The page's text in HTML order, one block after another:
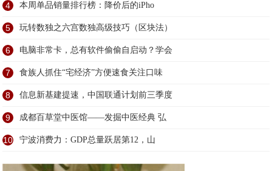
4 本周单品销量排行榜：降价后的iPho
5 玩转数独之六宫数独高级技巧（区块法）
6 电脑非常卡，总有软件偷偷自启动？学会
7 食族人抓住“宅经济”方便速食关注口味
8 信息新基建提速，中国联通计划前三季度
9 成都百草堂中医馆——发掘中医经典 弘
10 宁波消费力：GDP总量跃居第12，山